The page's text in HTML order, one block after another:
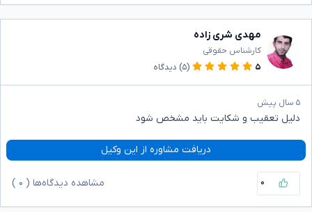
مهدی شری زاده
کارشناس حقوقی
۵
(۵) دیدگاه
۵ سال پیش
دلیل تعقیب و شکایت باید مشخص شود
دریافت مشاوره از این وکیل
۰ مشاهده دیدگاه‌ها ( ۰